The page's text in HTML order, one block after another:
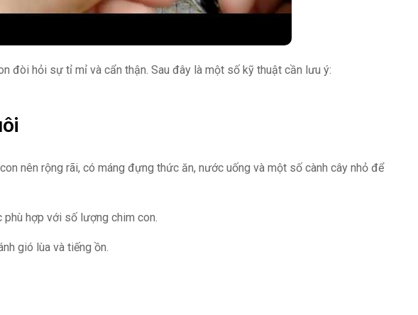
đòi hỏi sự tỉ mỉ và cẩn thận. Sau đây là một số kỹ thuật cần lưu ý:
nên rộng rãi, có máng đựng thức ăn, nước uống và một số cành cây nhỏ để
phù hợp với số lượng chim con.
gió lùa và tiếng ồn.